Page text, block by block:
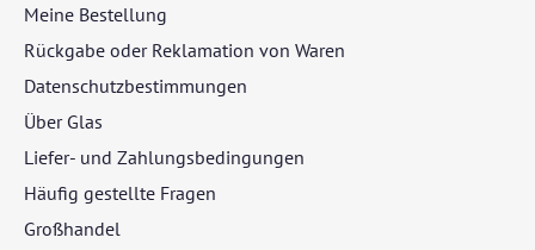
Meine Bestellung
Rückgabe oder Reklamation von Waren
Datenschutzbestimmungen
Über Glas
Liefer- und Zahlungsbedingungen
Häufig gestellte Fragen
Großhandel